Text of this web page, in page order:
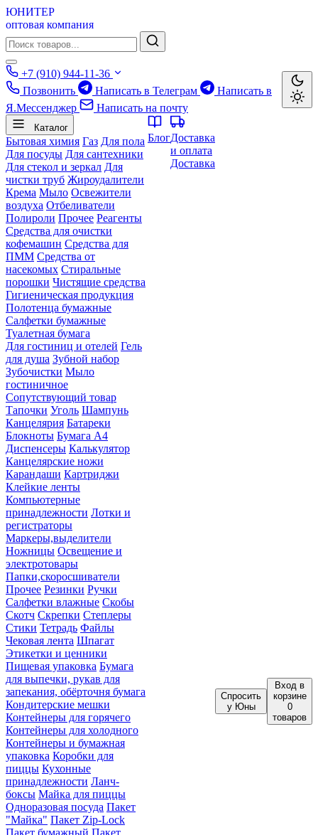
ЮНИТЕР
оптовая компания
+7 (910) 944-11-36
Позвонить
Написать в Телеграм
Написать в
Я.Мессенджер
Написать на почту
Каталог
Бытовая химия Газ Для пола
Для посуды Для сантехники
Для стекол и зеркал Для
чистки труб Жироудалители
Крема Мыло Освежители
воздуха Отбеливатели
Полироли Прочее Реагенты
Средства для очистки
кофемашин Средства для
ПММ Средства от
насекомых Стиральные
порошки Чистящие средства
Гигиеническая продукция
Полотенца бумажные
Салфетки бумажные
Туалетная бумага
Для гостиниц и отелей Гель
для душа Зубной набор
Зубочистки Мыло
гостиничное
Сопутствующий товар
Тапочки Уголь Шампунь
Канцелярия Батареки
Блокноты Бумага А4
Диспенсеры Калькулятор
Канцелярские ножи
Карандаши Картриджи
Клейкие ленты
Компьютерные
принадлежности Лотки и
регистраторы
Маркеры,выделители
Ножницы Освещение и
электротовары
Папки,скоросшиватели
Прочее Резинки Ручки
Салфетки влажные Скобы
Скотч Скрепки Степлеры
Стики Тетрадь Файлы
Чековая лента Шпагат
Этикетки и ценники
Пищевая упаковка Бумага
для выпечки, рукав для
запекания, обёрточня бумага
Кондитерские мешки
Контейнеры для горячего
Контейнеры для холодного
Контейнеры и бумажная
упаковка Коробки для
пиццы Кухонные
принадлежности Ланч-
боксы Майка для пиццы
Одноразовая посуда Пакет
"Майка" Пакет Zip-Lock
Пакет бумажный Пакет
БлогДоставка
и оплата
Доставка
Спросить
у Юны
Вход в
корзине
0
товаров